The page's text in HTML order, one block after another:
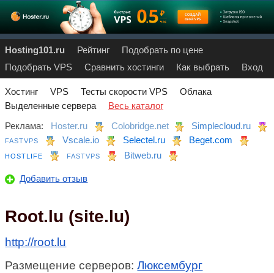
Hosting101.ru Рейтинг
Подобрать по цене
Подобрать VPS
Сравнить хостинги Как выбрать Вход
Хостинг VPS Тесты скорости VPS
Облака
Выделенные сервера
Весь каталог
Реклама:
Hoster.ru Colobridge.net Simplecloud.ru
FASTVPS Vscale.io Selectel.ru Beget.com
HOSTLIFE FASTVPS Bitweb.ru
Добавить отзыв
Root.lu (site.lu)
http://root.lu
Размещение серверов:Люксембург